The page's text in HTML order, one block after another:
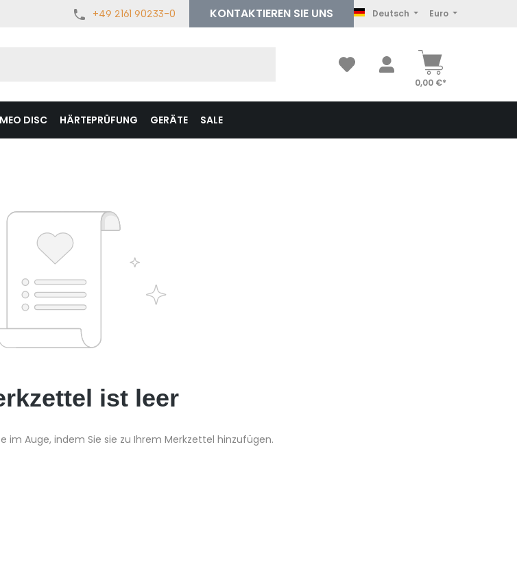
+49 2161 90233-0 KONTAKTIEREN SIE UNS Deutsch Euro
0,00 €*
DISC HÄRTEPRÜFUNG GERÄTE SALE
ist leer
im Auge, indem Sie sie zu Ihrem Merkzettel hinzufügen.